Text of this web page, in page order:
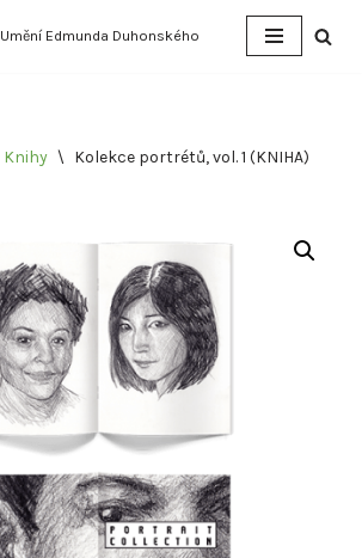
Umění Edmunda Duhonského
Knihy \ Kolekce portrétů, vol. 1 (KNIHA)